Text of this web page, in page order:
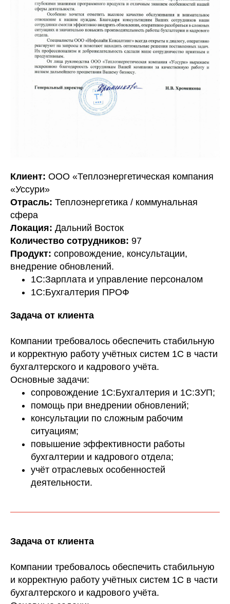
Клиент: ООО «Теплоэнергетическая компания
«Уссури»
Отрасль: Теплоэнергетика / коммунальная
сфера
Локация: Дальний Восток
Количество сотрудников: 97
Продукт: сопровождение, консультации,
внедрение обновлений.
1С:Зарплата и управление персоналом
1С:Бухгалтерия ПРОФ
Задача от клиента
Компании требовалось обеспечить стабильную
и корректную работу учётных систем 1С в части
бухгалтерского и кадрового учёта.
Основные задачи:
сопровождение 1С:Бухгалтерия и 1С:ЗУП;
помощь при внедрении обновлений;
консультации по сложным рабочим
ситуациям;
повышение эффективности работы
бухгалтерии и кадрового отдела;
учёт отраслевых особенностей
деятельности.
Задача от клиента
Компании требовалось обеспечить стабильную
и корректную работу учётных систем 1С в части
бухгалтерского и кадрового учёта.